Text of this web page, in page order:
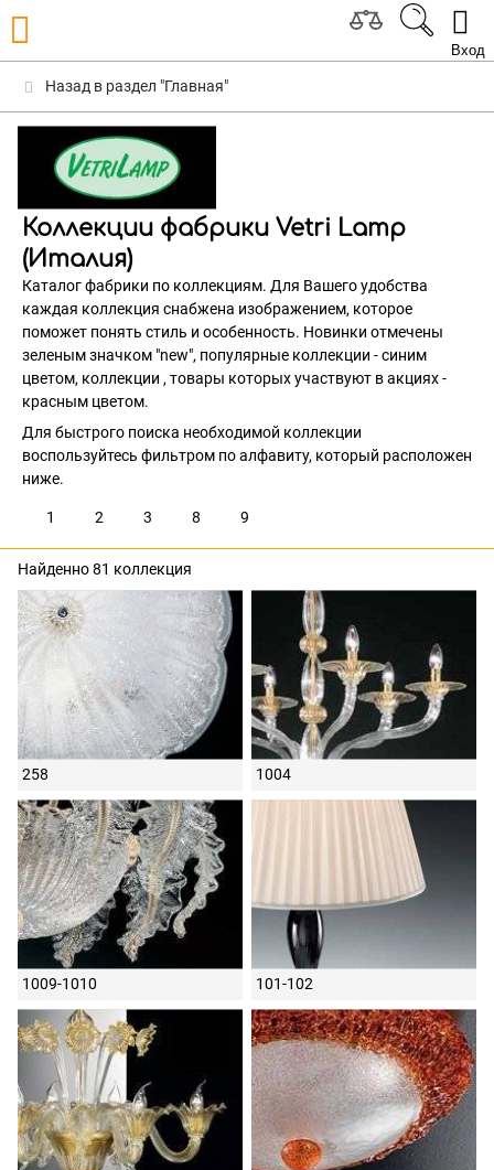
Вход
Назад в раздел "Главная"
Коллекции фабрики Vetri Lamp
(Италия)
Каталог фабрики по коллекциям. Для Вашего удобства
каждая коллекция снабжена изображением, которое
поможет понять стиль и особенность. Новинки отмечены
зеленым значком "new", популярные коллекции - синим
цветом, коллекции , товары которых участвуют в акциях -
красным цветом.
Для быстрого поиска необходимой коллекции
воспользуйтесь фильтром по алфавиту, который расположен
ниже.
1 2 3 8 9
Найденно 81 коллекция
258 1004
1009-1010 101-102